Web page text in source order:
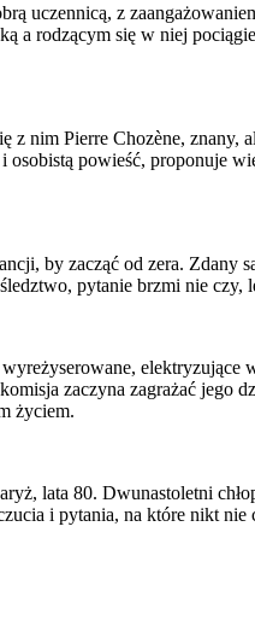
uczennicą, z
a rodzącym się w niej
nim Pierre Chozène, znany,
powieść, proponuje
by zacząć od zera. Zdany
pytanie brzmi nie czy,
zaczyna zagrażać jego
życiem.
lata 80. Dwunastoletni
i pytania, na które nikt